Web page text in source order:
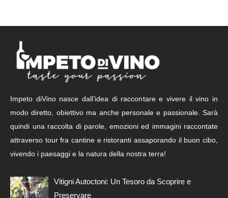
Impeto diVino nasce dall’idea di raccontare e vivere il vino in
modo diretto, obiettivo ma anche personale e passionale. Sarà
quindi una raccolta di parole, emozioni ed immagini raccontate
attraverso tour fra cantine e ristoranti assaporando il buon cibo,
vivendo i paesaggi e la natura della nostra terra!
Vitigni Autoctoni: Un Tesoro da Scoprire e
Preservare